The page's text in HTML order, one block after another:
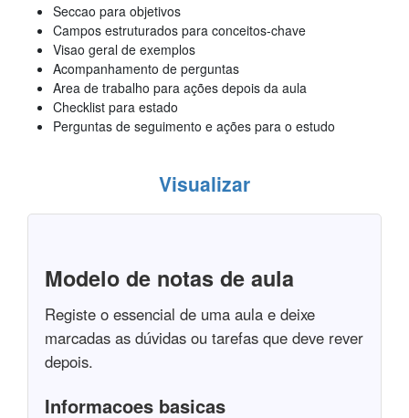
Seccao para objetivos
Campos estruturados para conceitos-chave
Visao geral de exemplos
Acompanhamento de perguntas
Area de trabalho para ações depois da aula
Checklist para estado
Perguntas de seguimento e ações para o estudo
Visualizar
Modelo de notas de aula
Registe o essencial de uma aula e deixe
marcadas as dúvidas ou tarefas que deve rever
depois.
Informacoes basicas